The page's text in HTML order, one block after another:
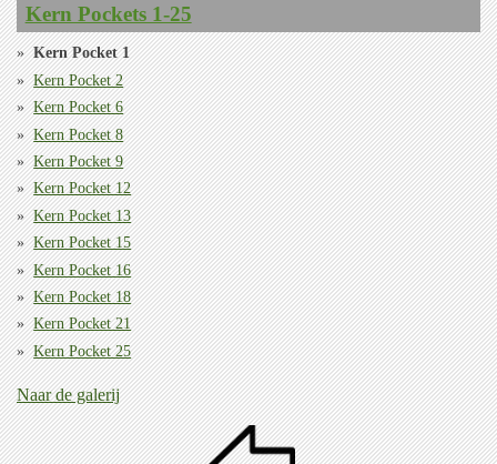
Kern Pockets 1-25
Kern Pocket 1
Kern Pocket 2
Kern Pocket 6
Kern Pocket 8
Kern Pocket 9
Kern Pocket 12
Kern Pocket 13
Kern Pocket 15
Kern Pocket 16
Kern Pocket 18
Kern Pocket 21
Kern Pocket 25
Naar de galerij